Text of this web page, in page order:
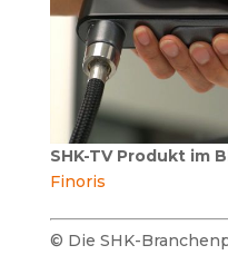
SHK-TV Produkt im
Finoris
© Die SHK-